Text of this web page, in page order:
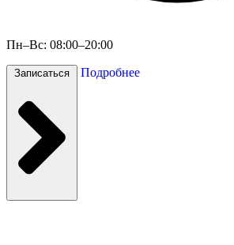
Пн–Вс: 08:00–20:00
Записаться Подробнее